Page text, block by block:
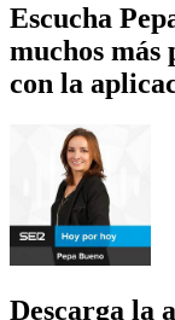
Escucha
muchos más
con la
Descarga la